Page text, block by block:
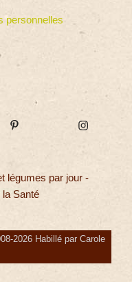
personnelles
légumes par jour -
Santé
2026 Habillé par Carole